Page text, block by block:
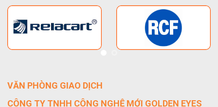
VĂN PHÒNG GIAO DỊCH
CÔNG TY TNHH CÔNG NGHỆ MỚI GOLDEN EYES